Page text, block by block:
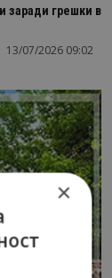
заради грешки в
13/07/2026 09:02
×